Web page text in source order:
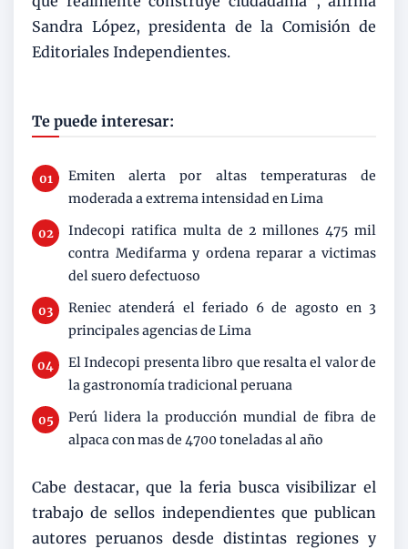
Sandra López, presidenta de la Comisión de
Editoriales Independientes.
Te puede interesar:
Emiten alerta por altas temperaturas de
moderada a extrema intensidad en Lima
Indecopi ratifica multa de 2 millones 475 mil
contra Medifarma y ordena reparar a victimas
del suero defectuoso
Reniec atenderá el feriado 6 de agosto en 3
principales agencias de Lima
El Indecopi presenta libro que resalta el valor de
la gastronomía tradicional peruana
Perú lidera la producción mundial de fibra de
alpaca con mas de 4700 toneladas al año
Cabe destacar, que la feria busca visibilizar el
trabajo de sellos independientes que publican
autores peruanos desde distintas regiones y